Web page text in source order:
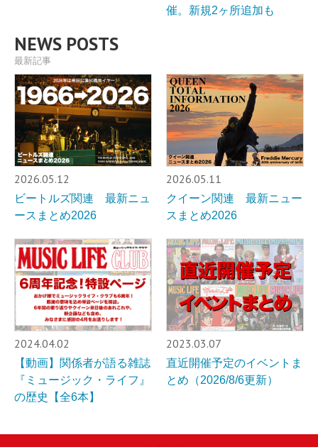
催。新規2ヶ所追加も
NEWS POSTS
最新記事
2026.05.12
ビートルズ関連 最新ニュ
ースまとめ2026
2026.05.11
クイーン関連 最新ニュー
スまとめ2026
2024.04.02
【動画】関係者が語る雑誌
『ミュージック・ライフ』
の歴史【全6本】
2023.03.07
直近開催予定のイベントま
とめ（2026/8/6更新）